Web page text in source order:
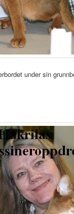
under sin